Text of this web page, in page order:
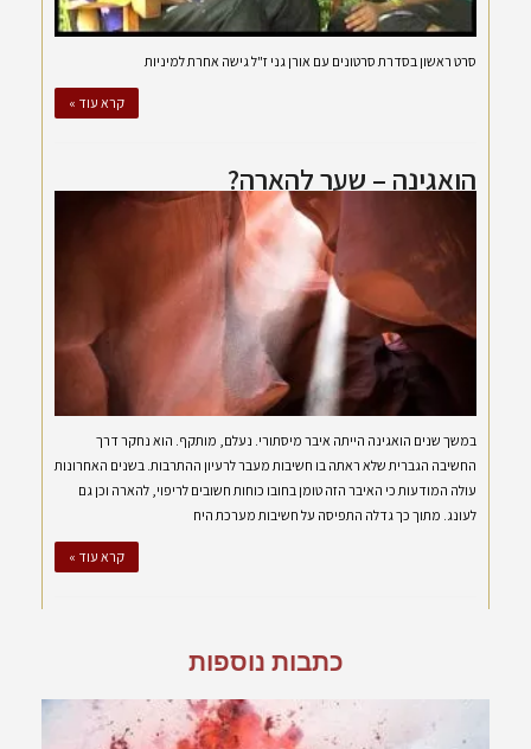
סרט ראשון בסדרת סרטונים עם אורן גני ז"ל גישה אחרת למיניות
קרא עוד »
הואגינה – שער להארה?
במשך שנים הואגינה הייתה איבר מיסתורי. נעלם, מותקף. הוא נחקר דרך
החשיבה הגברית שלא ראתה בו חשיבות מעבר לרעיון ההתרבות. בשנים האחרונות
עולה המודעות כי האיבר הזה טומן בחובו כוחות חשובים לריפוי, להארה וכן גם
לעונג. מתוך כך גדלה התפיסה על חשיבות מערכת היח
קרא עוד »
כתבות נוספות